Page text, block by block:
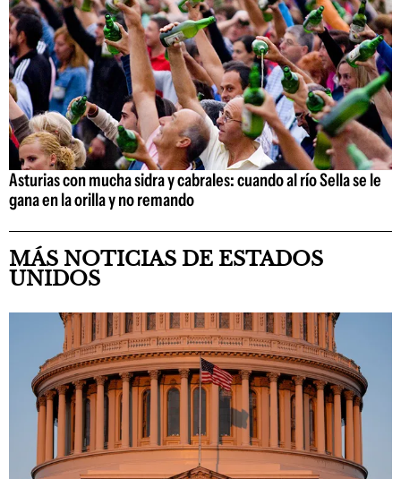
Asturias con mucha sidra y cabrales: cuando al río Sella se le
gana en la orilla y no remando
MÁS NOTICIAS DE ESTADOS
UNIDOS